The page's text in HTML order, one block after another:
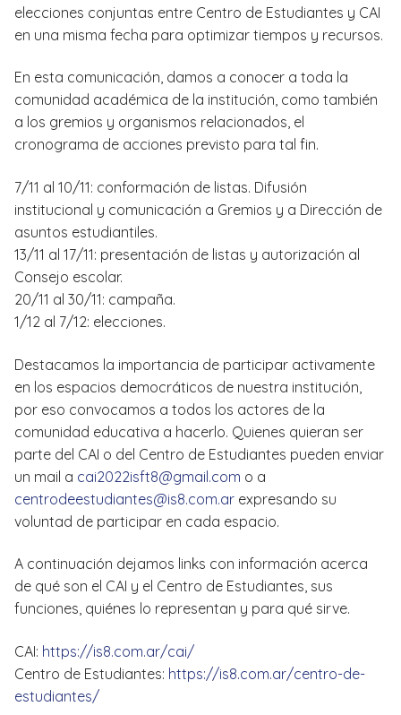
elecciones conjuntas entre Centro de Estudiantes y CAI
en una misma fecha para optimizar tiempos y recursos.
En esta comunicación, damos a conocer a toda la
comunidad académica de la institución, como también
a los gremios y organismos relacionados, el
cronograma de acciones previsto para tal fin.
7/11 al 10/11: conformación de listas. Difusión
institucional y comunicación a Gremios y a Dirección de
asuntos estudiantiles.
13/11 al 17/11: presentación de listas y autorización al
Consejo escolar.
20/11 al 30/11: campaña.
1/12 al 7/12: elecciones.
Destacamos la importancia de participar activamente
en los espacios democráticos de nuestra institución,
por eso convocamos a todos los actores de la
comunidad educativa a hacerlo. Quienes quieran ser
parte del CAI o del Centro de Estudiantes pueden enviar
un mail a cai2022isft8@gmail.com o a
centrodeestudiantes@is8.com.ar expresando su
voluntad de participar en cada espacio.
A continuación dejamos links con información acerca
de qué son el CAI y el Centro de Estudiantes, sus
funciones, quiénes lo representan y para qué sirve.
CAI: https://is8.com.ar/cai/
Centro de Estudiantes: https://is8.com.ar/centro-de-
estudiantes/